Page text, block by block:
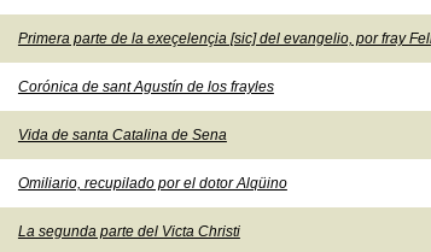
Primera parte de la exeçelençia [sic] del evangelio, por fray
Corónica de sant Agustín de los frayles
Vida de santa Catalina de Sena
Omiliario, recupilado por el dotor Alqüino
La segunda parte del Victa Christi